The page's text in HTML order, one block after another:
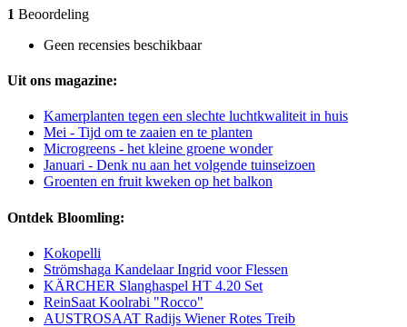
1 Beoordeling
Geen recensies beschikbaar
Uit ons magazine:
Kamerplanten tegen een slechte luchtkwaliteit in huis
Mei - Tijd om te zaaien en te planten
Microgreens - het kleine groene wonder
Januari - Denk nu aan het volgende tuinseizoen
Groenten en fruit kweken op het balkon
Ontdek Bloomling:
Kokopelli
Strömshaga Kandelaar Ingrid voor Flessen
KÄRCHER Slanghaspel HT 4.20 Set
ReinSaat Koolrabi "Rocco"
AUSTROSAAT Radijs Wiener Rotes Treib